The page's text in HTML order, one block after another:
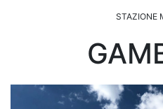
STAZIONE